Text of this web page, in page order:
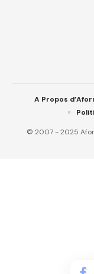
© 2007 - 2025
A Propos